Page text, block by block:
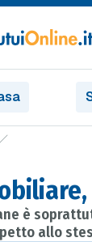
è
allo